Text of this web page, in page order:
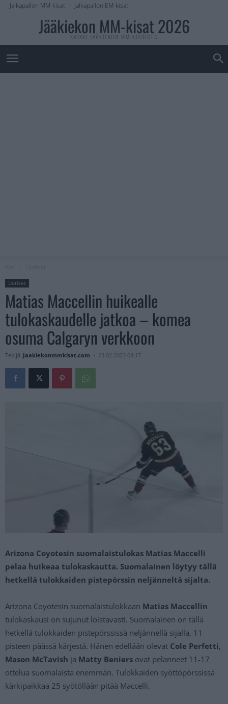
Jalkapallon MM-kisat Jalkapallon EM-kisat
Jääkiekon MM-kisat 2026
KAIKKI JÄÄKIEKON MM-KISOISTA
Uutiset
Matias Maccellin huikealle
tulokaskaudelle jatkoa – komea
osuma Calgaryn verkkoon
Tekijä Jaakiekonmmkisat.com - 23.02.2023 08:17
Arizona Coyotesin suomalaistulokas Matias Maccelli
pelaa huikeaa tulokaskautta. Suomalainen löytyy tällä
hetkellä tulokkaiden pistepörssin neljänneltä sijalta.
Arizona Coyotesin suomalaistulokkaan Matias Maccellin
tulokaskausi on sujunut loistavasti. Suomalainen on tällä
hetkellä tulokkaiden pistepörssissä neljännellä sijalla, 11
pisteen päässä kärjestä. Hänen edellään olevat Cole Perfetti,
Mason McTavish ja Matty Beniers ovat pelanneet 11-17
ottelua suomalaista enemmän. Tulokkaiden syöttöpörssissä
kärkipaikkaa 25 syötöllään pitää Maccelli.